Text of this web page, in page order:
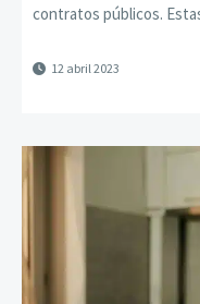
contratos públicos.
12 abril 2023